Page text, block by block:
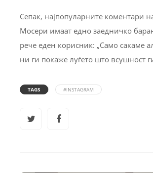
Сепак, најпопуларните коментари
Мосери имаат едно заедничко
рече еден корисник: „Само сакаме
ни ги покаже луѓето што всушност
TAGS #INSTAGRAM